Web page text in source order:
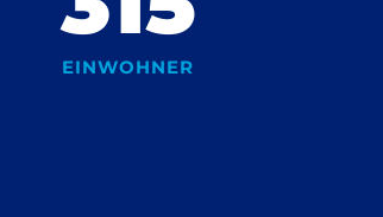
EINWOHNER